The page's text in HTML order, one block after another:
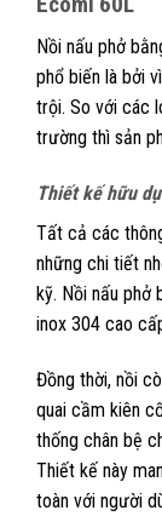
Nồi nấu phở
phổ biến là bởi
trội. So với các
trường thì sản
Thiết kế hữu
Tất cả các
những chi tiết
kỹ. Nồi nấu phở
inox 304 cao
Đồng thời, nồi
quai cầm kiên
thống chân bệ
Thiết kế này
toàn với người